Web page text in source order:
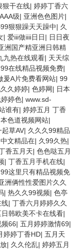
狠干在线| 婷婷丁香六
级| 亚洲色色图片|
狠狠躁天天躁中| 久
| 爱iii做iiii日日| 日日夜
洲国产精亚洲日韩精
九热在线观看| 天天综
99在线精品视频免费|
爰A片免费看网站| 99
久婷婷| 色婷网| 日本
婷色| www.sd-
谁有| 婷婷五月 丁香
本色道视频网站|
起草AV| 久久久99精品
中文精品在| 久99久热|
香五月天| 色色哒五月
| 丁香五月手机在线|
99这里只有精品视频免
洲俩性性爱图片久久
| 热久久99视频| 色亭
线| 丁香六月婷婷久久
日韩欧美不卡在线看|
频66| 五月婷婷激情69|
婷婷丁香HD| 五月天
| 久久伦乱| 婷婷五月